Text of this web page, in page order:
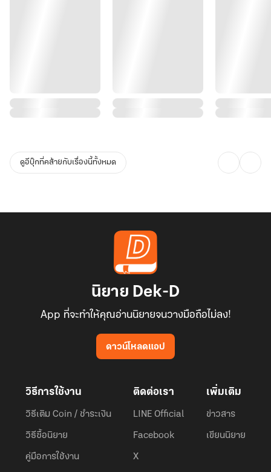
ดูอีบุ๊กที่คล้ายกับเรื่องนี้ทั้งหมด
นิยาย Dek-D
App ที่จะทำให้คุณอ่านนิยายจนวางมือถือไม่ลง!
ดาวน์โหลดแอป
วิธีการใช้งาน
วิธีเติม Coin / ชำระเงิน
วิธีซื้อนิยาย
คู่มือการใช้งาน
ติดต่อเรา
LINE Official
Facebook
X
เพิ่มเติม
ข่าวสาร
เขียนนิยาย